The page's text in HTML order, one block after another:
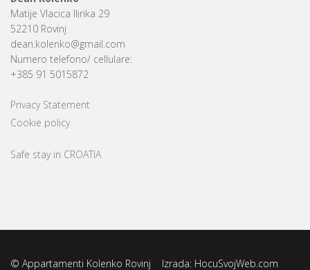
Matije Vlacica Ilirika 29
52210 Rovinj
dean.kolenko@gmail.com
Numero telefono/ cellulare:
+385 91 5015872
Privacy Statement
Cookie policy
Safe stay in CROATIA
© Appartamenti Kolenko Rovinj Izrada: HocuSvojWeb.com